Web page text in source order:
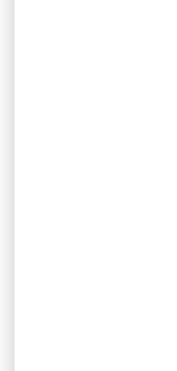
La
poids de
Si vous ne
l'enfant, il
donner la
L'aspirine
dosages,
traitement
La dose
mg/kg/jour,
heures ou
Pour